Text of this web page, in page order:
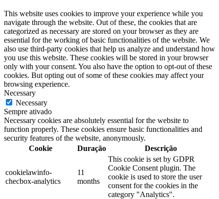
This website uses cookies to improve your experience while you
navigate through the website. Out of these, the cookies that are
categorized as necessary are stored on your browser as they are
essential for the working of basic functionalities of the website. We
also use third-party cookies that help us analyze and understand how
you use this website. These cookies will be stored in your browser
only with your consent. You also have the option to opt-out of these
cookies. But opting out of some of these cookies may affect your
browsing experience.
Necessary
Necessary
Sempre ativado
Necessary cookies are absolutely essential for the website to
function properly. These cookies ensure basic functionalities and
security features of the website, anonymously.
Cookie
Duração Descrição
cookielawinfo-
checbox-analytics
11
months
This cookie is set by GDPR
Cookie Consent plugin. The
cookie is used to store the user
consent for the cookies in the
category "Analytics".